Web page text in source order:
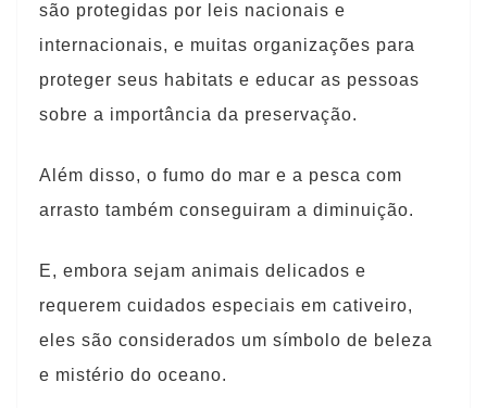
são protegidas por leis nacionais e
internacionais, e muitas organizações para
proteger seus habitats e educar as pessoas
sobre a importância da preservação.
Além disso, o fumo do mar e a pesca com
arrasto também conseguiram a diminuição.
E, embora sejam animais delicados e
requerem cuidados especiais em cativeiro,
eles são considerados um símbolo de beleza
e mistério do oceano.